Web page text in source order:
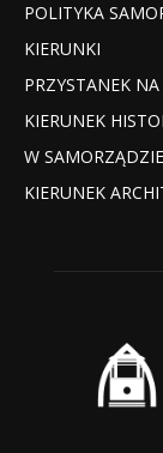
POLITYKA
KIERUNKI
PRZYSTANEK
KIERUNEK
W
KIERUNEK